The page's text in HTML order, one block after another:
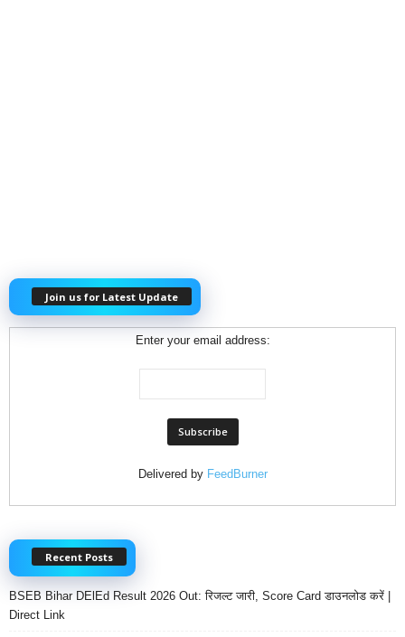
Join us for Latest Update
Enter your email address:
Delivered by FeedBurner
Recent Posts
BSEB Bihar DElEd Result 2026 Out: रिजल्ट जारी, Score Card डाउनलोड करें |
Direct Link